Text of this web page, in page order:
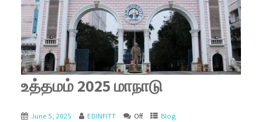
உத்தமம் 2025 மாநாடு
June 5, 2025 EDINFITT Off Blog